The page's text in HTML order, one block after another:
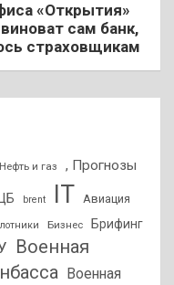
«Открытия»
сам банк,
страховщикам
и газ , Прогнозы
brent IT Авиация
Бизнес
Брифинг
Военная
Военная